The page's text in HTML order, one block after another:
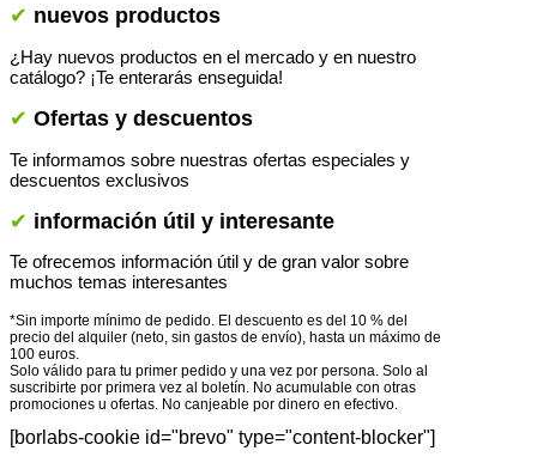
✔ nuevos productos
¿Hay nuevos productos en el mercado y en nuestro
catálogo? ¡Te enterarás enseguida!
✔ Ofertas y descuentos
Te informamos sobre nuestras ofertas especiales y
descuentos exclusivos
✔ información útil y interesante
Te ofrecemos información útil y de gran valor sobre
muchos temas interesantes
*Sin importe mínimo de pedido. El descuento es del 10 % del
precio del alquiler (neto, sin gastos de envío), hasta un máximo de
100 euros.
Solo válido para tu primer pedido y una vez por persona. Solo al
suscribirte por primera vez al boletín. No acumulable con otras
promociones u ofertas. No canjeable por dinero en efectivo.
[borlabs-cookie id="brevo" type="content-blocker"]